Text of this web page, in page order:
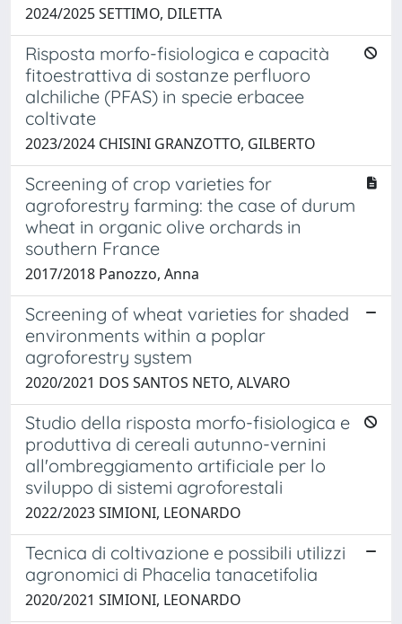
2024/2025 SETTIMO, DILETTA
Risposta morfo-fisiologica e capacità
fitoestrattiva di sostanze perfluoro
alchiliche (PFAS) in specie erbacee
coltivate
2023/2024 CHISINI GRANZOTTO, GILBERTO
Screening of crop varieties for
agroforestry farming: the case of durum
wheat in organic olive orchards in
southern France
2017/2018 Panozzo, Anna
Screening of wheat varieties for shaded
environments within a poplar
agroforestry system
2020/2021 DOS SANTOS NETO, ALVARO
Studio della risposta morfo-fisiologica e
produttiva di cereali autunno-vernini
all'ombreggiamento artificiale per lo
sviluppo di sistemi agroforestali
2022/2023 SIMIONI, LEONARDO
Tecnica di coltivazione e possibili utilizzi
agronomici di Phacelia tanacetifolia
2020/2021 SIMIONI, LEONARDO